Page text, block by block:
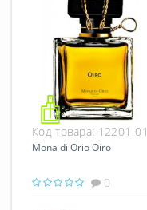
Код товара: 12201-01
Mona di Orio Oiro
0